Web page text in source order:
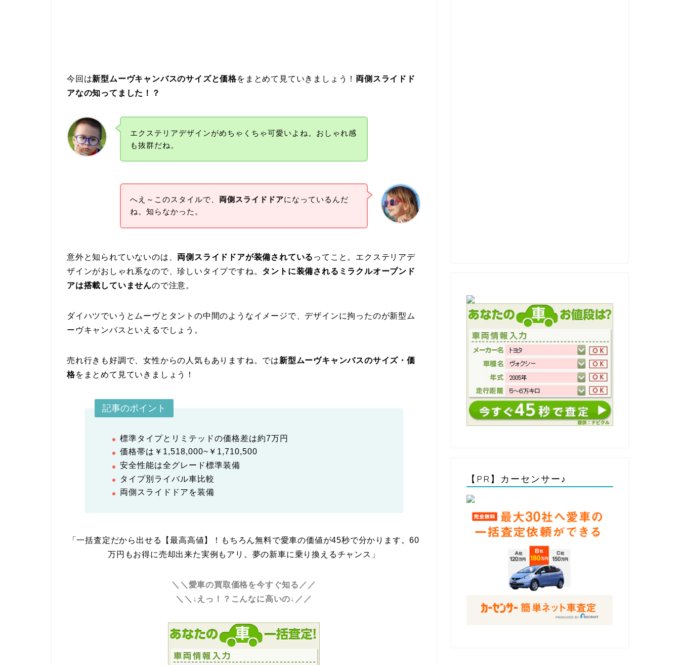
今回は新型ムーヴキャンバスのサイズと価格をまとめて見ていきましょう！ 両側スライドド
アなの知ってました！？
エクステリアデザインがめちゃくちゃ可愛いよね。おしゃれ感
も抜群だね。
へえ～このスタイルで、 両側スライドドアになっているんだ
ね。知らなかった。
意外と知られていないのは、 両側スライドドアが装備されている ってこと。エクステリアデ
ザインがおしゃれ系なので、珍しいタイプですね。 タントに装備されるミラクルオープンド
アは搭載していませんので注意。
ダイハツでいうとムーヴとタントの中間のようなイメージで、デザインに拘ったのが新型ム
ーヴキャンバスといえるでしょう。
売れ行きも好調で、女性からの人気もありますね。では新型ムーヴキャンバスのサイズ・価
格をまとめて見ていきましょう！
記事のポイント
標準タイプとリミテッドの価格差は約7万円
価格帯は￥1,518,000~￥1,710,500
安全性能は全グレード標準装備
タイプ別ライバル車比較
両側スライドドアを装備
「一括査定だから出せる【最高高値】！もちろん無料で愛車の価値が45秒で分かります。60
万円もお得に売却出来た実例もアリ。夢の新車に乗り換えるチャンス」
＼＼愛車の買取価格を今すぐ知る／／
＼＼↓えっ！？こんなに高いの↓／／
【PR】カーセンサー♪